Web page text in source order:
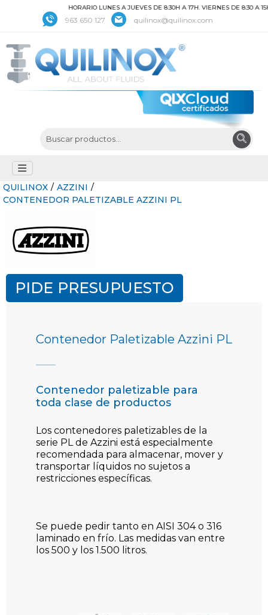
HORARIO LUNES A JUEVES DE 8:30H A 17H. VIERNES DE 8:30 A
963 650 127 quilinox@quilinox.com
QUILINOX / AZZINI /
CONTENEDOR PALETIZABLE AZZINI PL
PIDE PRESUPUESTO
Contenedor Paletizable Azzini PL
Contenedor paletizable para
toda clase de productos
Los contenedores paletizables de la
serie PL de Azzini está especialmente
recomendada para almacenar, mover y
transportar líquidos no sujetos a
restricciones específicas.
Se puede pedir tanto en AISI 304 o 316
laminado en frío. Las medidas van entre
los 500 y los 1.500 litros.